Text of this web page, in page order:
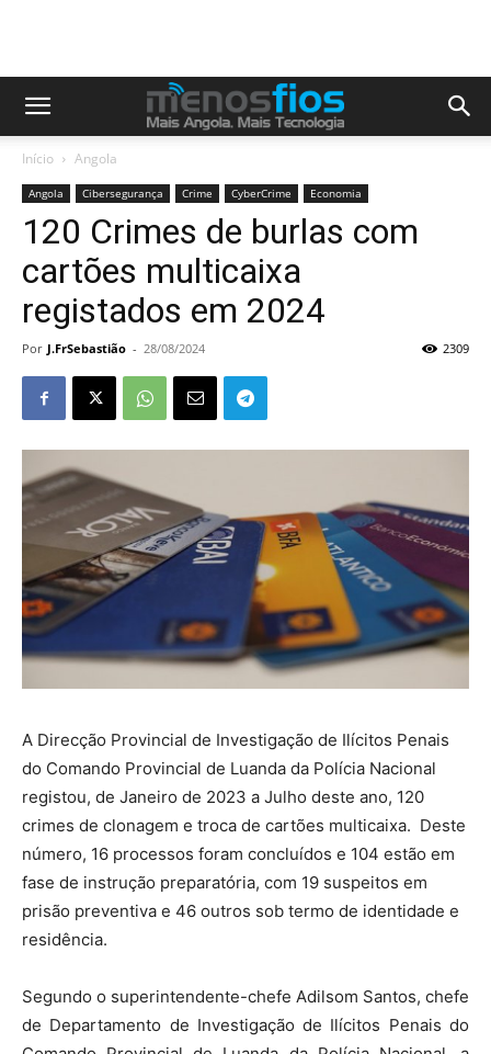
Início Angola
Angola Cibersegurança Crime CyberCrime Economia
120 Crimes de burlas com
cartões multicaixa
registados em 2024
Por J.FrSebastião - 28/08/2024 2309
A Direcção Provincial de Investigação de Ilícitos Penais
do Comando Provincial de Luanda da Polícia Nacional
registou, de Janeiro de 2023 a Julho deste ano, 120
crimes de clonagem e troca de cartões multicaixa. Deste
número, 16 processos foram concluídos e 104 estão em
fase de instrução preparatória, com 19 suspeitos em
prisão preventiva e 46 outros sob termo de identidade e
residência.
Segundo o superintendente-chefe Adilsom Santos, chefe
de Departamento de Investigação de Ilícitos Penais do